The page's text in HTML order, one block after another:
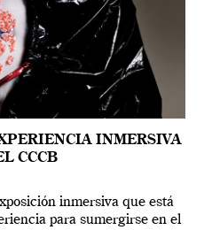
INMERSIVA
CCCB
inmersiva que está
para sumergirse en el